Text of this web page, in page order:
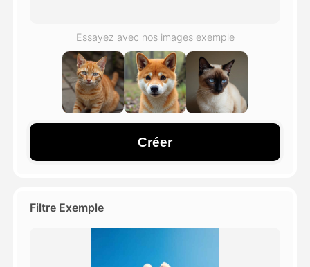
Voir tous les modèles
Blog
Essayez avec nos images exemple
Créer
Filtre Exemple